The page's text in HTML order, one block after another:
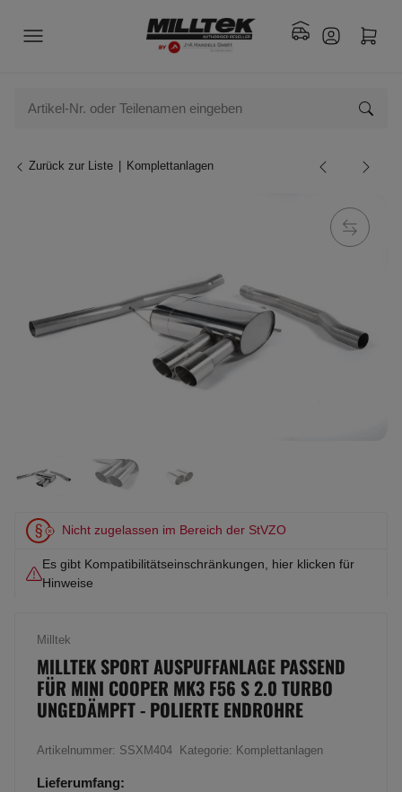
Zurück zur Liste Komplettanlagen
Nicht zugelassen im Bereich der StVZO
Es gibt Kompatibilitätseinschränkungen, hier klicken für
Hinweise
Milltek
MILLTEK SPORT AUSPUFFANLAGE PASSEND
FÜR MINI COOPER MK3 F56 S 2.0 TURBO
UNGEDÄMPFT - POLIERTE ENDROHRE
Artikelnummer: SSXM404 Kategorie: Komplettanlagen
Lieferumfang: